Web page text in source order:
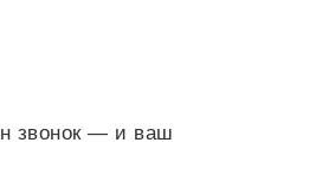
звонок — и ваш